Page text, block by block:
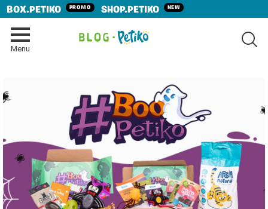
BOX.PETIKO PROMO SHOP.PETIKO NEW
Menu